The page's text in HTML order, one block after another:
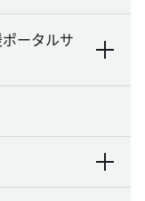
ータルサ